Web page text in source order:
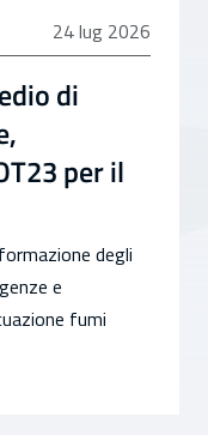
24 luglio 2026
24 lug 2026
di
per il
degli
e
fumi